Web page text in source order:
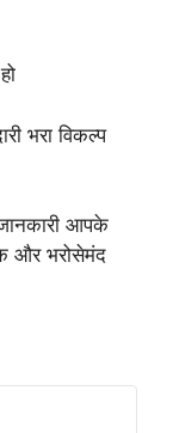
भरा विकल्प
आपके
और भरोसेमंद